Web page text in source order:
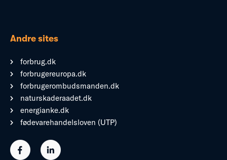
Andre sites
forbrug.dk
forbrugereuropa.dk
forbrugerombudsmanden.dk
naturskaderaadet.dk
energianke.dk
fødevarehandelsloven (UTP)